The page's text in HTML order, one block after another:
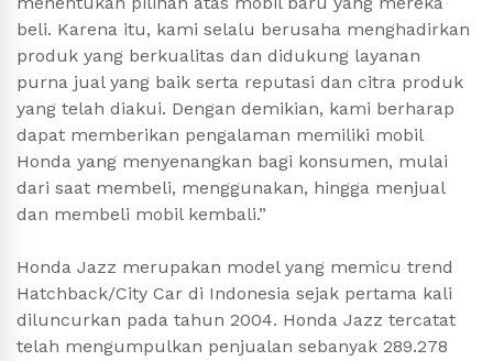
beli. Karena itu, kami selalu berusaha menghadirkan
produk yang berkualitas dan didukung layanan
purna jual yang baik serta reputasi dan citra produk
yang telah diakui. Dengan demikian, kami berharap
dapat memberikan pengalaman memiliki mobil
Honda yang menyenangkan bagi konsumen, mulai
dari saat membeli, menggunakan, hingga menjual
dan membeli mobil kembali.”
Honda Jazz merupakan model yang memicu trend
Hatchback/City Car di Indonesia sejak pertama kali
diluncurkan pada tahun 2004. Honda Jazz tercatat
telah mengumpulkan penjualan sebanyak 289.278